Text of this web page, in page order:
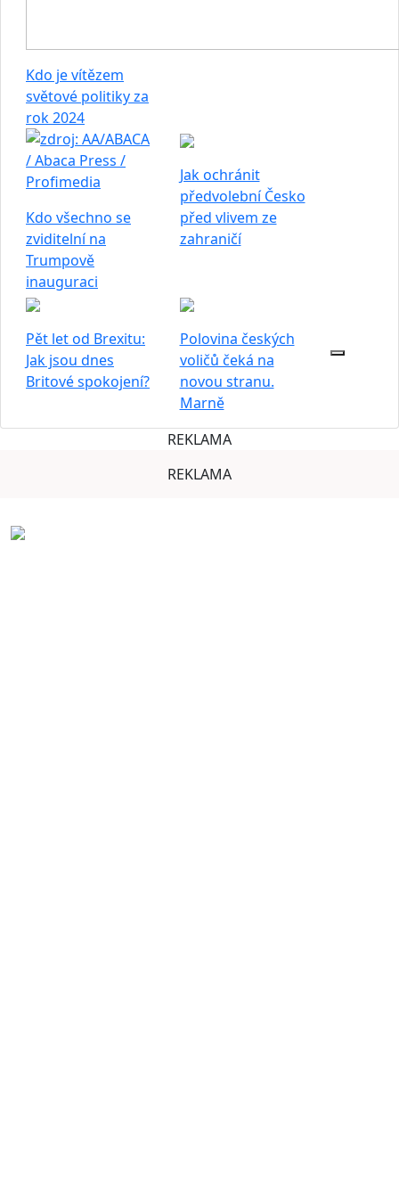
Kdo je vítězem
světové politiky za
rok 2024
Kdo všechno se
zviditelní na
Trumpově
inauguraci
Jak ochránit
předvolební Česko
před vlivem ze
zahraničí
Pět let od Brexitu:
Jak jsou dnes
Britové spokojení?
Polovina českých
voličů čeká na
novou stranu.
Marně
REKLAMA
REKLAMA